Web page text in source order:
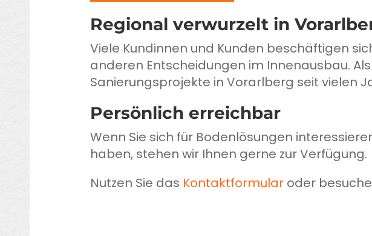
Regional verwurzelt in
Viele Kundinnen und Kunden beschäftigen
anderen Entscheidungen im Innenausbau.
Sanierungsprojekte in Vorarlberg seit vielen
Persönlich erreichbar
Wenn Sie sich für Bodenlösungen
haben, stehen wir Ihnen gerne zur Verfügung.
Nutzen Sie das Kontaktformularoder